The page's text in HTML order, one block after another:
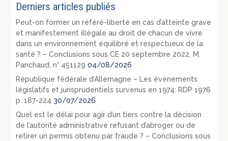
Derniers articles publiés
Peut-on former un référé-liberté en cas d’atteinte grave
et manifestement illégale au droit de chacun de vivre
dans un environnement équilibré et respectueux de la
santé ? – Conclusions sous CE 20 septembre 2022, M.
Panchaud, n° 451129 04/08/2026
République fédérale d’Allemagne – Les évènements
législatifs et jurisprudentiels survenus en 1974: RDP 1976
p. 187-224 30/07/2026
Quel est le délai pour agir d’un tiers contre la décision
de l’autorité administrative refusant d’abroger ou de
retirer un permis obtenu par fraude ? – Conclusions sous